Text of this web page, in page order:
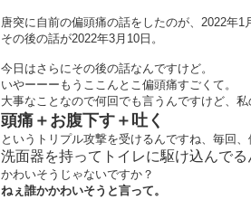
唐突に自前の偏頭痛の話をしたのが、2022年1
その後の話が2022年3月10日。
今日はさらにその後の話なんですけど。
いやーーーもうここんとこ偏頭痛すごくて。
大事なことなので何回でも言うんですけど、
頭痛＋お腹下す＋吐く
というトリプル攻撃を受けるんですね、毎回、
洗面器を持ってトイレに駆け込んで
かわいそうじゃないですか？
ねぇ誰かかわいそうと言って。